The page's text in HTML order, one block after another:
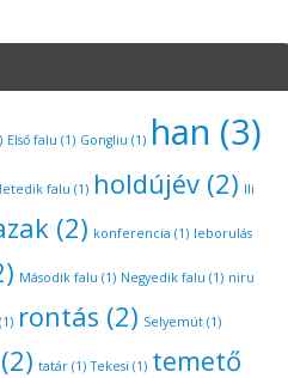
Első falu (1) Gongliu (1) han (3)
falu (1) holdújév(2) Ili
(2) konferencia (1) leborulás
Második falu (1) Negyedik falu (1) niru
(1) rontás (2) Selyemút(1)
(2) tatár(1) Tekesi (1) temető